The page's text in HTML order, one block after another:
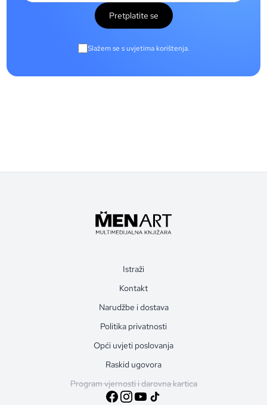
Pretplatite se
Slažem se s uvjetima korištenja.
Istraži
Kontakt
Narudžbe i dostava
Politika privatnosti
Opći uvjeti poslovanja
Raskid ugovora
Program vjernosti i darovna kartica